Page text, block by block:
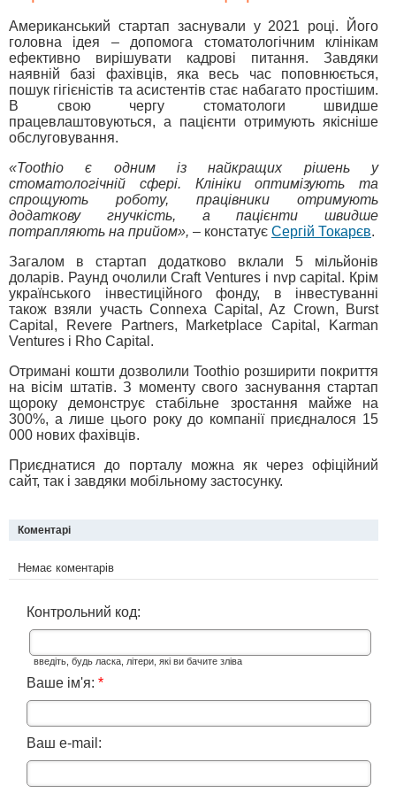
Американський стартап заснували у 2021 році. Його
головна ідея – допомога стоматологічним клінікам
ефективно вирішувати кадрові питання. Завдяки
наявній базі фахівців, яка весь час поповнюється,
пошук гігієністів та асистентів стає набагато простішим.
В свою чергу стоматологи швидше
працевлаштовуються, а пацієнти отримують якісніше
обслуговування.
«Toothio є одним із найкращих рішень у
стоматологічній сфері. Клініки оптимізують та
спрощують роботу, працівники отримують
додаткову гнучкість, а пацієнти швидше
потрапляють на прийом», – констатує Сергій Токарєв.
Загалом в стартап додатково вклали 5 мільйонів
доларів. Раунд очолили Craft Ventures і nvp capital. Крім
українського інвестиційного фонду, в інвестуванні
також взяли участь Connexa Capital, Az Crown, Burst
Capital, Revere Partners, Marketplace Capital, Karman
Ventures і Rho Capital.
Отримані кошти дозволили Toothio розширити покриття
на вісім штатів. З моменту свого заснування стартап
щороку демонструє стабільне зростання майже на
300%, а лише цього року до компанії приєдналося 15
000 нових фахівців.
Приєднатися до порталу можна як через офіційний
сайт, так і завдяки мобільному застосунку.
Коментарі
Немає коментарів
Контрольний код:
введіть, будь ласка, літери, які ви бачите зліва
Ваше ім'я: *
Ваш e-mail: